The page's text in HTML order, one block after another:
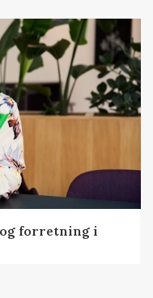
og forretning i